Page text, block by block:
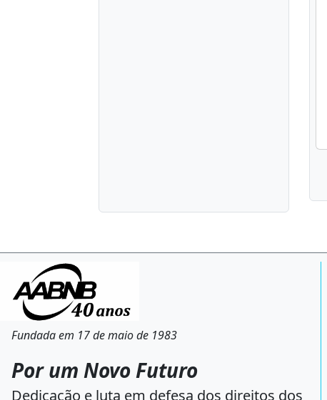
Fundada em 17 de maio de 1983
Por um Novo Futuro
Dedicação e luta em defesa dos direitos dos